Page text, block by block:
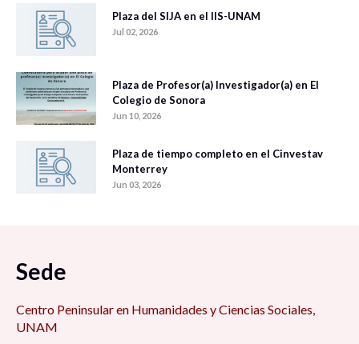
Plaza del SIJA en el IIS-UNAM
Jul 02, 2026
Plaza de Profesor(a) Investigador(a) en El
Colegio de Sonora
Jun 10, 2026
Plaza de tiempo completo en el Cinvestav
Monterrey
Jun 03, 2026
Sede
Centro Peninsular en Humanidades y Ciencias Sociales,
UNAM